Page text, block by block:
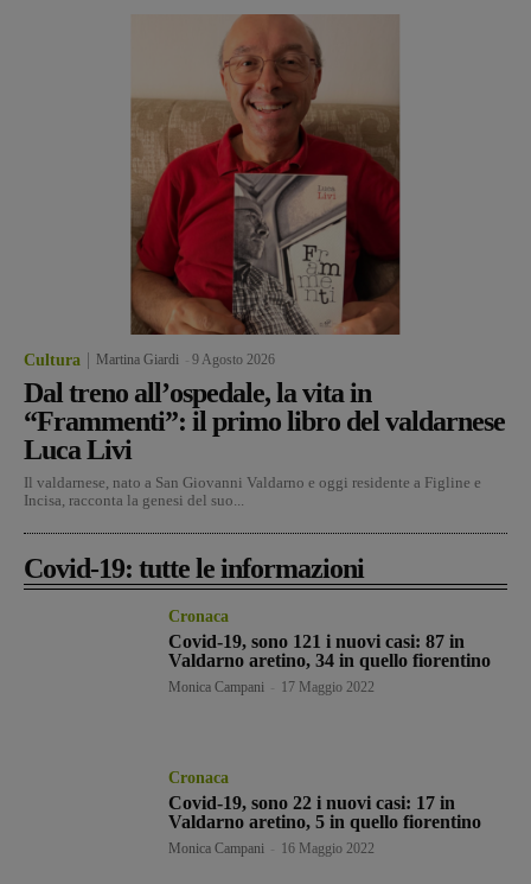
Cultura Martina Giardi 9 Agosto 2026
Dal treno all’ospedale, la vita in
“Frammenti”: il primo libro del valdarnese
Luca Livi
Il valdarnese, nato a San Giovanni Valdarno e oggi residente a Figline e
Incisa, racconta la genesi del suo...
Covid-19: tutte le informazioni
Cronaca
Covid-19, sono 121 i nuovi casi: 87 in
Valdarno aretino, 34 in quello fiorentino
Monica Campani 17 Maggio 2022
Cronaca
Covid-19, sono 22 i nuovi casi: 17 in
Valdarno aretino, 5 in quello fiorentino
Monica Campani 16 Maggio 2022